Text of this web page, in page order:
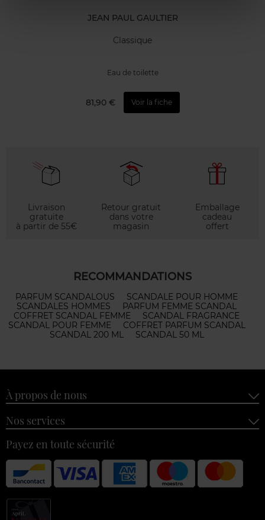
JEAN PAUL GAULTIER
Classique
Eau de toilette
81,90 € Voir la fiche
Livraison
gratuite
à partir de 55€
Retour gratuit
dans votre
magasin
Emballage
cadeau
offert
RECOMMANDATIONS
PARFUM SCANDALOUS
SCANDALE POUR HOMME
SCANDALES HOMMES
PARFUM FEMME SCANDAL
COFFRET SCANDAL FEMME
SCANDAL FRAGRANCE
SCANDAL POUR FEMME
COFFRET PARFUM SCANDAL
SCANDAL 200 ML
SCANDAL 50 ML
À propos de nous
Nos services
Payez en toute sécurité